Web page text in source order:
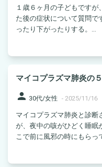
１歳６ヶ月の子どもです
た後の症状について質問です。 2/21〜2/25 発熱。熱
ったり下がったりする。...
マイコプラズマ肺炎の
person 30代/女性 - 2025/11/16
マイコプラズマ肺炎と診断
が、夜中の咳がひどく睡眠
こで前に風邪の時にもらっ